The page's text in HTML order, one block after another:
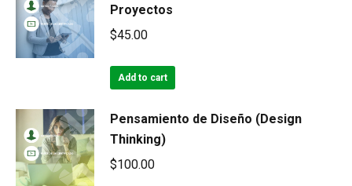
Proyectos
$45.00
Add to cart
Pensamiento de Diseño (Design
Thinking)
$100.00